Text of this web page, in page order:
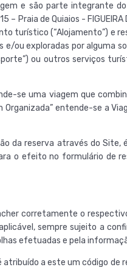
e são parte
– Praia de Quiaios -
turístico (“Alojamento”)
ou exploradas por alguma
ou outros serviços
se uma viagem que
entende-se a
da reserva através do
o efeito no formulário de
corretamente o
sempre sujeito a
efetuadas e pela
a este um código